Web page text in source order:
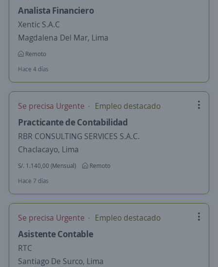
Analista Financiero
Xentic S.A.C
Magdalena Del Mar, Lima
Remoto
Hace 4 días
Se precisa Urgente Empleo destacado
Practicante de Contabilidad
RBR CONSULTING SERVICES S.A.C.
Chaclacayo, Lima
S/. 1.140,00 (Mensual)
Remoto
Hace 7 días
Se precisa Urgente Empleo destacado
Asistente Contable
RTC
Santiago De Surco, Lima